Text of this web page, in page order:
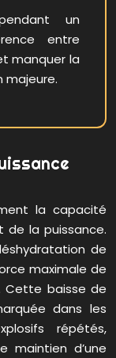
un
entre
manquer la
majeure.
la capacité
la puissance.
de
maximale de
Cette baisse de
dans les
répétés,
maintien d’une